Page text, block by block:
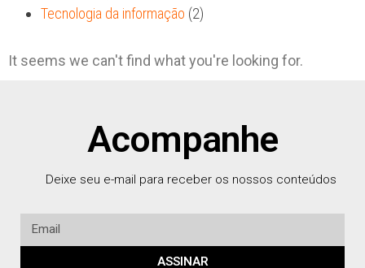
Tecnologia da informação (2)
It seems we can't find what you're looking for.
Acompanhe
Deixe seu e-mail para receber os nossos conteúdos
ASSINAR